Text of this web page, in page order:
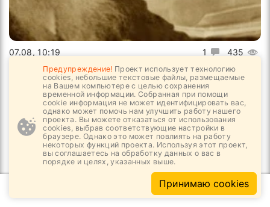
1 435
07.08, 10:19
Великие русские архитекторы
Предупреждение! Проект использует технологию
cookies, небольшие текстовые файлы, размещаемые
на Вашем компьютере с целью сохранения
временной информации. Собранная при помощи
cookie информация не может идентифицировать вас,
однако может помочь нам улучшить работу нашего
проекта. Вы можете отказаться от использования
cookies, выбрав соответствующие настройки в
браузере. Однако это может повлиять на работу
некоторых функций проекта. Используя этот проект,
вы соглашаетесь на обработку данных о вас в
порядке и целях, указанных выше.
Принимаю cookies